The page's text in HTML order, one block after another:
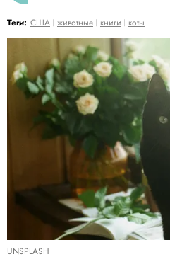
Теги: США животные книги коты
UNSPLASH